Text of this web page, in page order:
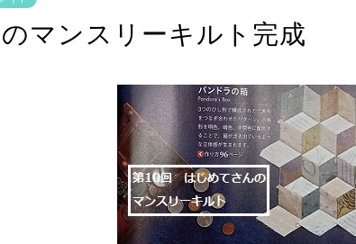
マンスリーキルト完成